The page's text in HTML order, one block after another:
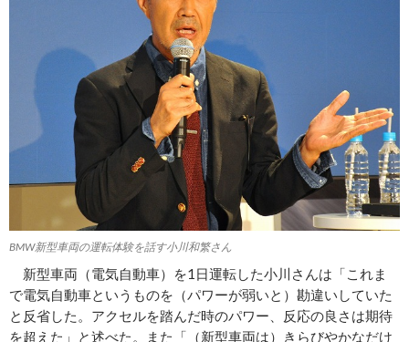
BMW新型車両の運転体験を話す小川和繁さん
新型車両（電気自動車）を1日運転した小川さんは「これま
で電気自動車というものを（パワーが弱いと）勘違いしていた
と反省した。アクセルを踏んだ時のパワー、反応の良さは期待
を超えた」と述べた。また「（新型車両は）きらびやかなだけ